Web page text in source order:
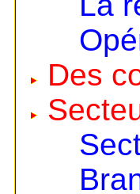
Des